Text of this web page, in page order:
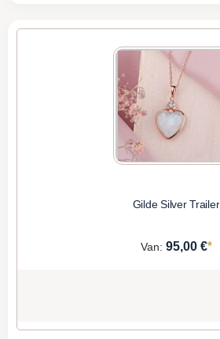
Gilde Silver Trailer
Van: 95,00 €*